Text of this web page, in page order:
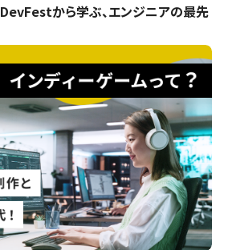
から学ぶ、エンジニアの最先